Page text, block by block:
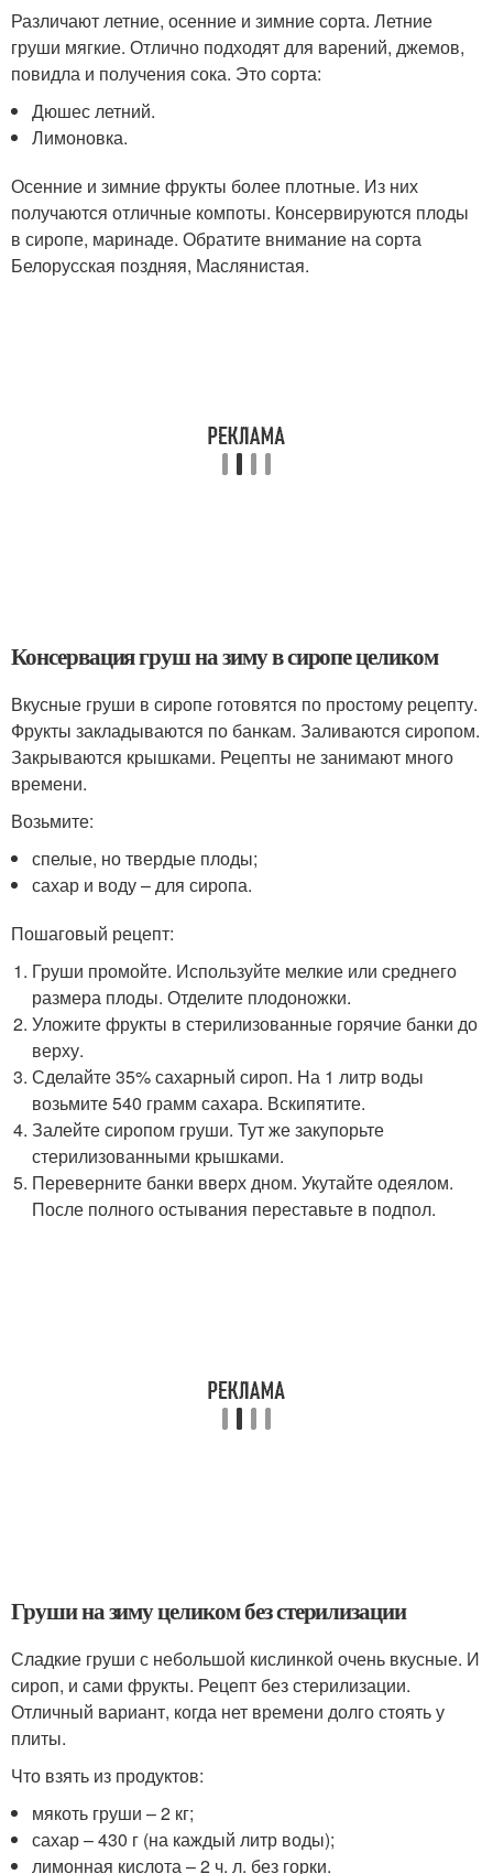
Различают летние, осенние и зимние сорта. Летние
груши мягкие. Отлично подходят для варений, джемов,
повидла и получения сока. Это сорта:
Дюшес летний.
Лимоновка.
Осенние и зимние фрукты более плотные. Из них
получаются отличные компоты. Консервируются плоды
в сиропе, маринаде. Обратите внимание на сорта
Белорусская поздняя, Маслянистая.
Консервация груш на зиму в сиропе целиком
Вкусные груши в сиропе готовятся по простому рецепту.
Фрукты закладываются по банкам. Заливаются сиропом.
Закрываются крышками. Рецепты не занимают много
времени.
Возьмите:
спелые, но твердые плоды;
сахар и воду – для сиропа.
Пошаговый рецепт:
Груши промойте. Используйте мелкие или среднего
размера плоды. Отделите плодоножки.
Уложите фрукты в стерилизованные горячие банки до
верху.
Сделайте 35% сахарный сироп. На 1 литр воды
возьмите 540 грамм сахара. Вскипятите.
Залейте сиропом груши. Тут же закупорьте
стерилизованными крышками.
Переверните банки вверх дном. Укутайте одеялом.
После полного остывания переставьте в подпол.
Груши на зиму целиком без стерилизации
Сладкие груши с небольшой кислинкой очень вкусные. И
сироп, и сами фрукты. Рецепт без стерилизации.
Отличный вариант, когда нет времени долго стоять у
плиты.
Что взять из продуктов:
мякоть груши – 2 кг;
сахар – 430 г (на каждый литр воды);
лимонная кислота – 2 ч. л. без горки.